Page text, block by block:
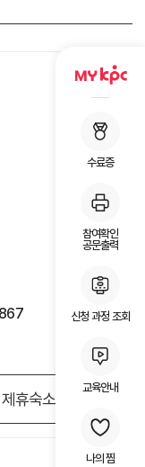
수료증
참여확인
공문출력
신청 과정 조회
교육안내
나의 찜
제휴숙소